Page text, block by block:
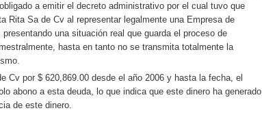
a emitir el decreto administrativo por el cual tuvo que
Rita Sa de Cv al representar legalmente una Empresa de
una situación real que guarda el proceso de
hasta en tanto no se transmita totalmente la
Cv por $ 620,869.00 desde el año 2006 y hasta la fecha, el
abono a esta deuda, lo que indica que este dinero ha generado
de este dinero.